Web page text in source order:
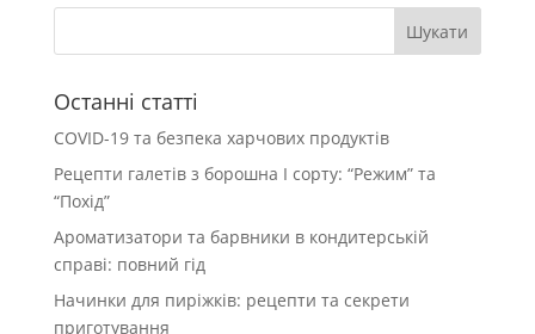
Останні статті
COVID-19 та безпека харчових продуктів
Рецепти галетів з борошна І сорту: “Режим” та
“Похід”
Ароматизатори та барвники в кондитерській
справі: повний гід
Начинки для пиріжків: рецепти та секрети
приготування